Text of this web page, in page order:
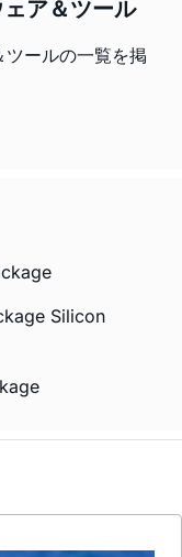
ア＆ツール
ールの一覧を掲
Silicon